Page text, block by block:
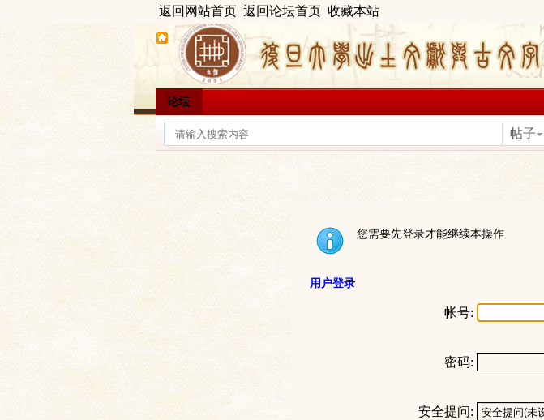
返回网站首页 返回论坛首页 收藏本站
论坛
帖子
您需要先登录才能继续本操作
用户登录
帐号:
密码:
安全提问: